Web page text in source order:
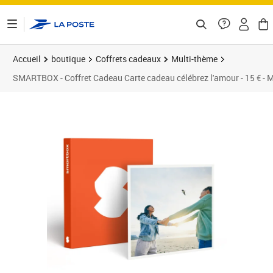
Accueil boutique Coffrets cadeaux
Multi-thème
SMARTBOX - Coffret Cadeau Carte cadeau célébrez l'amour - 15 € -